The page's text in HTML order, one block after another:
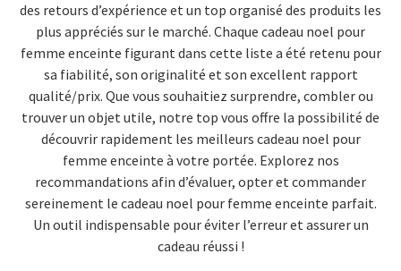
des retours d’expérience et un top organisé des produits les
plus appréciés sur le marché. Chaque cadeau noel pour
femme enceinte figurant dans cette liste a été retenu pour
sa fiabilité, son originalité et son excellent rapport
qualité/prix. Que vous souhaitiez surprendre, combler ou
trouver un objet utile, notre top vous offre la possibilité de
découvrir rapidement les meilleurs cadeau noel pour
femme enceinte à votre portée. Explorez nos
recommandations afin d’évaluer, opter et commander
sereinement le cadeau noel pour femme enceinte parfait.
Un outil indispensable pour éviter l’erreur et assurer un
cadeau réussi !